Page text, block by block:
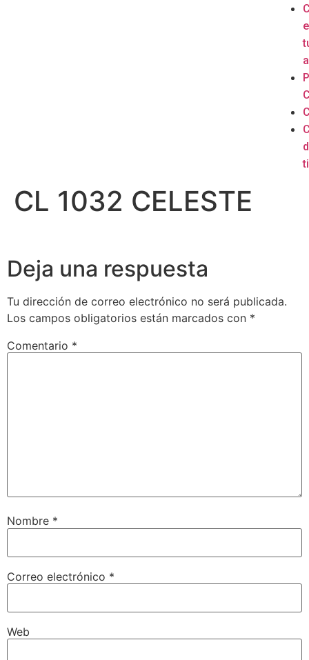
ti
CL 1032 CELESTE
Deja una respuesta
Tu dirección de correo electrónico no será publicada.
Los campos obligatorios están marcados con *
Comentario *
Nombre *
Correo electrónico *
Web